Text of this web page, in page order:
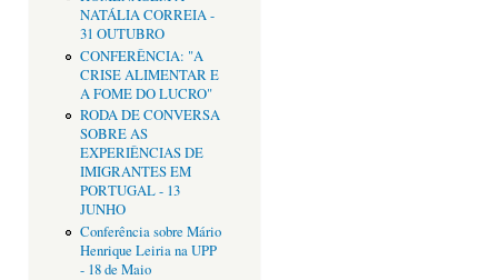
NATÁLIA CORREIA -
31 OUTUBRO
CONFERÊNCIA: "A
CRISE ALIMENTAR E
A FOME DO LUCRO"
RODA DE CONVERSA
SOBRE AS
EXPERIÊNCIAS DE
IMIGRANTES EM
PORTUGAL - 13
JUNHO
Conferência sobre Mário
Henrique Leiria na UPP
- 18 de Maio